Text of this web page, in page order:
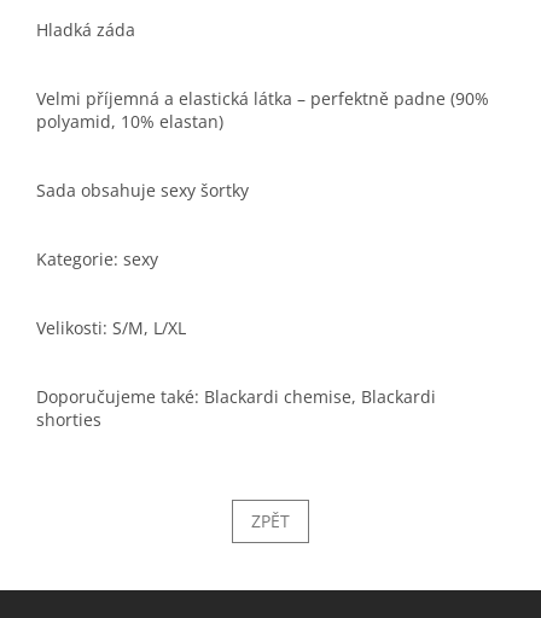
Hladká záda
Velmi příjemná a elastická látka – perfektně padne (90%
polyamid, 10% elastan)
Sada obsahuje sexy šortky
Kategorie: sexy
Velikosti: S/M, L/XL
Doporučujeme také: Blackardi chemise, Blackardi
shorties
ZPĚT